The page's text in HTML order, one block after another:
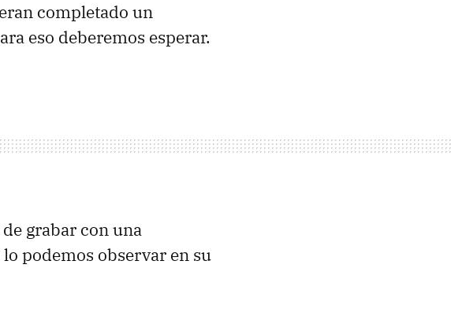
completado un
eso deberemos esperar.
grabar con una
podemos observar en su